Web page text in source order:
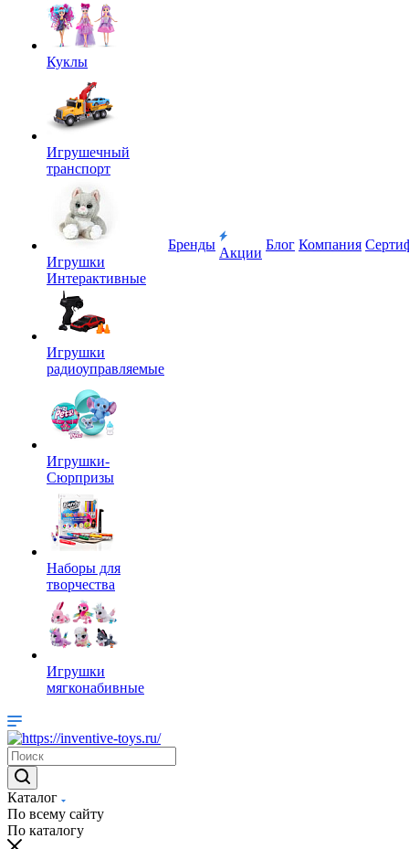
Куклы
Игрушечный
транспорт
Игрушки
Интерактивные
Игрушки
радиоуправляемые
Игрушки-
Сюрпризы
Наборы для
творчества
Игрушки
мягконабивные
Бренды
Акции
Блог Компания
Каталог
По всему сайту
По каталогу